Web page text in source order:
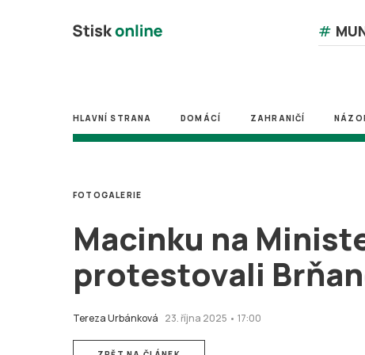
#
HLAVNÍ STRANA DOMÁCÍ ZAHRANIČÍ
Macinku na
protestovali
Tereza Urbánková 23. října 2025 • 17:00
FOTOGALERIE